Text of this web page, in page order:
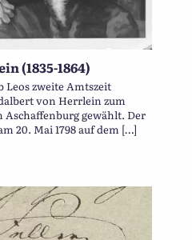
(1835-1864)
Leos zweite Amtszeit
von Herrlein zum
gewählt. Der
20. Mai 1798 auf dem […]